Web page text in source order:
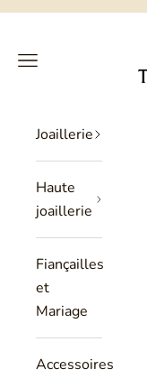
Passer au contenu
Menu
Joaillerie
Haute
joaillerie
Fiançailles
et
Mariage
Accessoires